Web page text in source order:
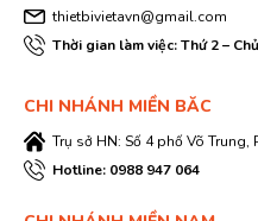
thietbivietavn@gmail.com
Thời gian làm việc: Thứ 2 –
CHI NHÁNH MIỀN BĂC
Trụ sở HN: Số 4 phố Võ Trung,
Hotline: 0988 947 064